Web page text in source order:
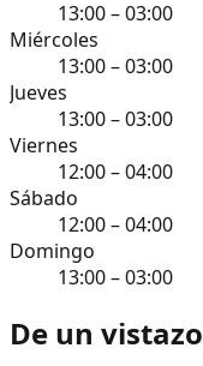
13:00 – 03:00
Miércoles
13:00 – 03:00
Jueves
13:00 – 03:00
Viernes
12:00 – 04:00
Sábado
12:00 – 04:00
Domingo
13:00 – 03:00
De un vistazo